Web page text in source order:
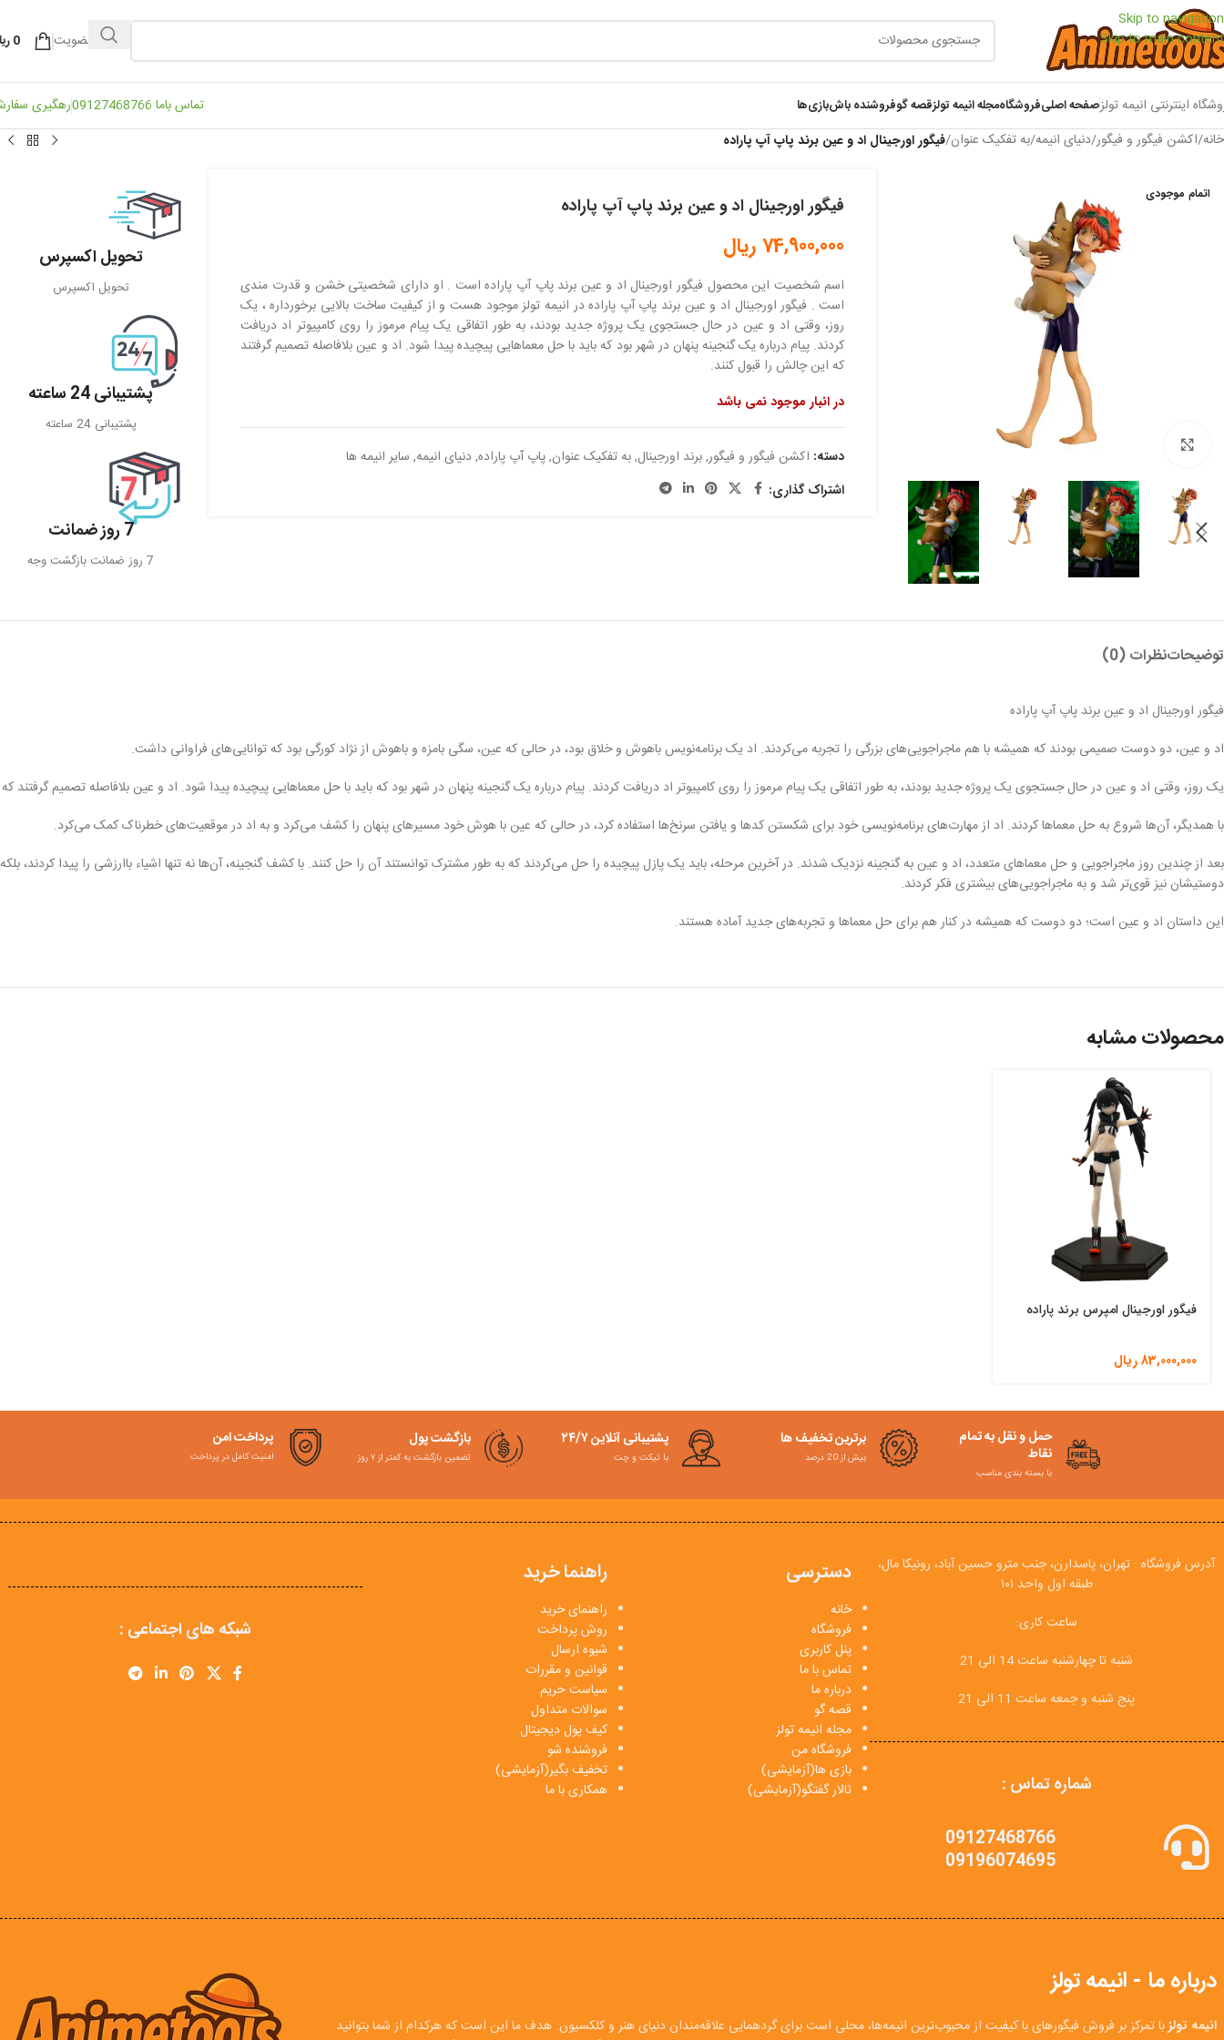
Skip to navigation
Skip to main content
ورود / عضویت 0
اینترنتی انیمه تولزصفحه اصلیفروشگاهمجله انیمه تولزقصه گوفروشنده باشبازی‌ها تماس باما 09127468766
رهگیری
خانه/اکشن فیگور و فیگور/دنیای انیمه/به تفکیک عنوان/فیگور اورجینال اد و عین برند پاپ آپ پاراده
اتمام موجودی
بزرگنمایی تصویر
فیگور اورجینال اد و عین برند پاپ آپ پاراده
74,900,000 ریال
اسم شخصیت این محصول فیگور اورجینال اد و عین برند پاپ آپ پاراده است . او دارای شخصیتی خشن و قدرت مندی
است . فیگور اورجینال اد و عین برند پاپ آپ پاراده در انیمه تولز موجود هست و از کیفیت ساخت بالایی برخورداره ، یک
روز، وقتی اد و عین در حال جستجوی یک پروژه جدید بودند، به طور اتفاقی یک پیام مرموز را روی کامپیوتر اد دریافت
کردند. پیام درباره یک گنجینه پنهان در شهر بود که باید با حل معماهایی پیچیده پیدا شود. اد و عین بلافاصله تصمیم گرفتند
که این چالش را قبول کنند.
در انبار موجود نمی باشد
دسته: اکشن فیگور و فیگور,برند اورجینال,به تفکیک عنوان,پاپ آپ پاراده,دنیای انیمه, سایر انیمه ها
اشتراک گذاری:
تحویل اکسپرس
تحویل اکسپرس
پشتیبانی 24 ساعته
پشتیبانی 24 ساعته
7 روز ضمانت
7 روز ضمانت بازگشت وجه
توضیحاتنظرات (0)
فیگور اورجینال اد و عین برند پاپ آپ پاراده
اد و عین، دو دوست صمیمی بودند که همیشه با هم ماجراجویی‌های بزرگی را تجربه می‌کردند. اد یک برنامه‌نویس باهوش و خلاق بود، در حالی که عین، سگی بامزه و باهوش از نژاد کورگی بود که توانایی‌های فراوانی داشت.
یک روز، وقتی اد و عین در حال جستجوی یک پروژه جدید بودند، به طور اتفاقی یک پیام مرموز را روی کامپیوتر اد دریافت کردند. پیام درباره یک گنجینه پنهان در شهر بود که باید با حل معماهایی پیچیده پیدا شود. اد و عین بلافاصله تصمیم گرفتند
با همدیگر، آن‌ها شروع به حل معماها کردند. اد از مهارت‌های برنامه‌نویسی خود برای شکستن کدها و یافتن سرنخ‌ها استفاده کرد، در حالی که عین با هوش خود مسیرهای پنهان را کشف می‌کرد و به اد در موقعیت‌های خطرناک کمک می‌کرد.
بعد از چندین روز ماجراجویی و حل معماهای متعدد، اد و عین به گنجینه نزدیک شدند. در آخرین مرحله، باید یک پازل پیچیده را حل می‌کردند که به طور مشترک توانستند آن را حل کنند. با کشف گنجینه، آن‌ها نه تنها اشیاء باارزشی را پیدا کردند، بلکه
دوستیشان نیز قوی‌تر شد و به ماجراجویی‌های بیشتری فکر کردند.
این داستان اد و عین است؛ دو دوست که همیشه در کنار هم برای حل معماها و تجربه‌های جدید آماده هستند.
محصولات مشابه
فیگور اورجینال امپرس برند پاراده
83,000,000ریال
حمل و نقل به تمام
نقاط
با بسته بندی مناسب
برترین تخفیف ها
بیش از 20 درصد
پشتیبانی آنلاین ۲۴/۷
با تیکت و چت
بازگشت پول
تضمین بازگشت به کمتر از ۷ روز
پرداخت امن
امنیت کامل در پرداخت
آدرس فروشگاه : تهران، پاسدارن، جنب مترو حسین آباد، رونیکا مال،
طبقه اول واحد ۱۰۱
ساعت کاری:
شنبه تا چهارشنبه ساعت 14 الی 21
پنج شنبه و جمعه ساعت 11 الی 21
شماره تماس :
09127468766
09196074695
دسترسی
خانه
فروشگاه
پنل کاربری
تماس با ما
درباره ما
قصه گو
مجله انیمه تولز
فروشگاه من
بازی ها(آزمایشی)
تالار گفتگو(آزمایشی)
راهنما خرید
راهنمای خرید
روش پرداخت
شیوه ارسال
قوانین و مقررات
سیاست حریم
سوالات متداول
کیف پول دیجیتال
فروشنده شو
تخفیف بگیر(آزمایشی)
همکاری با ما
شبکه های اجتماعی :
درباره ما - انیمه تولز
انیمه تولزبا تمرکز بر فروش فیگورهای با کیفیت از محبوب‌ترین انیمه‌ها، محلی است برای گردهمایی علاقه‌مندان دنیای هنر و کلکسیون. هدف ما این است که هرکدام از شما بتوانید